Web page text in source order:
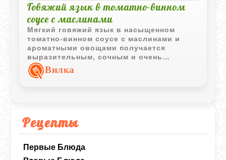
Рецепты
Первые Блюда
Говяжий язык в томатно-винном
соусе с маслинами
Мягкий говяжий язык в насыщенном
томатно-винном соусе с маслинами и
ароматными овощами получается
выразительным, сочным и очень
праздничным. Такое блюдо хорошо
подходит как для семейного ужина, так и
Вилка